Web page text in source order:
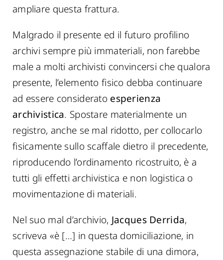
ampliare questa frattura.
Malgrado il presente ed il futuro profilino
archivi sempre più immateriali, non farebbe
male a molti archivisti convincersi che qualora
presente, l’elemento fisico debba continuare
ad essere considerato esperienza
archivistica. Spostare materialmente un
registro, anche se mal ridotto, per collocarlo
fisicamente sullo scaffale dietro il precedente,
riproducendo l’ordinamento ricostruito, è a
tutti gli effetti archivistica e non logistica o
movimentazione di materiali.
Nel suo mal d’archivio, Jacques Derrida,
scriveva «è […] in questa domiciliazione, in
questa assegnazione stabile di una dimora,